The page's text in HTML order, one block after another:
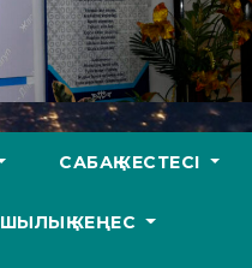
САБАҚ КЕСТЕСІ
КЕҢЕС